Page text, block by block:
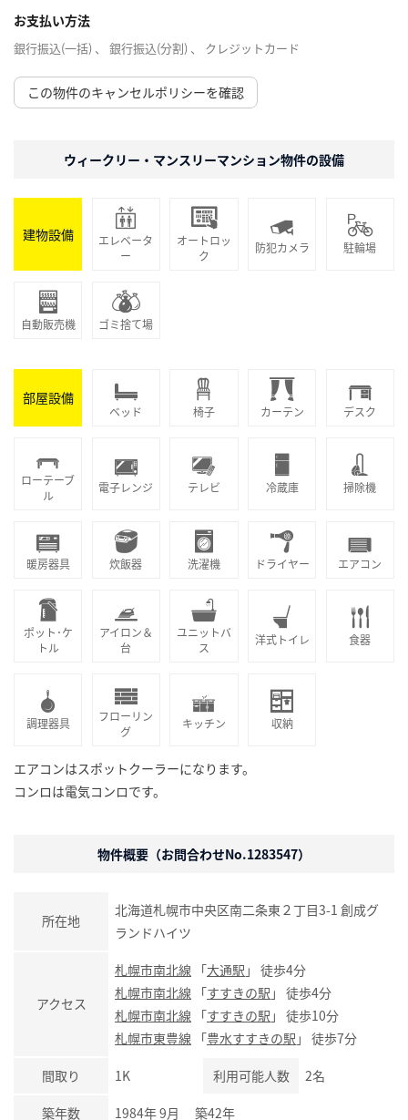
お支払い方法
銀行振込(一括) 、 銀行振込(分割) 、 クレジットカード
この物件のキャンセルポリシーを確認
ウィークリー・マンスリーマンション物件の設備
建物設備
エレベータ
ー
オートロッ
ク
防犯カメラ 駐輪場
自動販売機 ゴミ捨て場
部屋設備
ベッド 椅子 カーテン デスク
ローテーブ
ル
電子レンジ テレビ 冷蔵庫 掃除機
暖房器具 炊飯器 洗濯機 ドライヤー エアコン
ポット･ケ
トル
アイロン＆
台
ユニットバ
ス
洋式トイレ 食器
調理器具
フローリン
グ
キッチン 収納
エアコンはスポットクーラーになります。
コンロは電気コンロです。
物件概要（お問合わせNo.1283547）
所在地
北海道札幌市中央区南二条東２丁目3-1 創成グ
ランドハイツ
アクセス
札幌市南北線 「大通駅 」 徒歩4分
札幌市南北線 「すすきの駅 」 徒歩4分
札幌市南北線 「すすきの駅 」 徒歩10分
札幌市東豊線 「豊水すすきの駅 」 徒歩7分
間取り 1K 利用可能人数 2名
築年数 1984年 9月 築42年